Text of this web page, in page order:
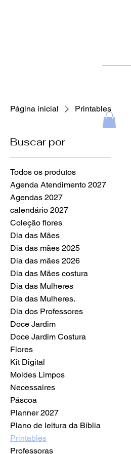
Página inicial Printables
Buscar por
Todos os produtos
Agenda Atendimento 2027
Agendas 2027
calendário 2027
Coleção flores
Dia das Mães
Dia das mães 2025
Dia das mães 2026
Dia das Mães costura
Dia das Mulheres
Dia das Mulheres.
Dia dos Professores
Doce Jardim
Doce Jardim Costura
Flores
Kit Digital
Moldes Limpos
Necessaires
Páscoa
Planner 2027
Plano de leitura da Bíblia
Printables
Professoras